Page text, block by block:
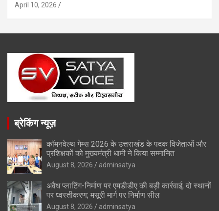
April 10, 2026
ब्रेकिंग न्यूज़
कॉमनवेल्थ गेम्स 2026 के उत्तराखंड के पदक विजेताओं और
प्रशिक्षकों को मुख्यमंत्री धामी ने किया सम्मानित
August 8, 2026 adminsatya
अवैध प्लाटिंग-निर्माण पर एमडीडीए की बड़ी कार्रवाई, दो स्थानों
पर ध्वस्तीकरण; मसूरी मार्ग पर निर्माण सील
August 8, 2026 adminsatya